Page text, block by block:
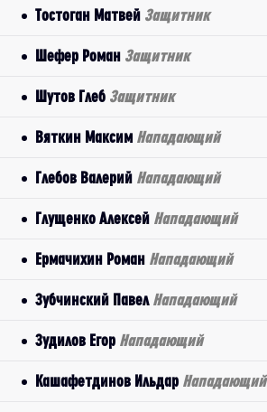
Тостоган Матвей Защитник
Шефер Роман Защитник
Шутов Глеб Защитник
Вяткин Максим Нападающий
Глебов Валерий Нападающий
Глущенко Алексей Нападающий
Ермачихин Роман Нападающий
Зубчинский Павел Нападающий
Зудилов Егор Нападающий
Кашафетдинов Ильдар Нападающий